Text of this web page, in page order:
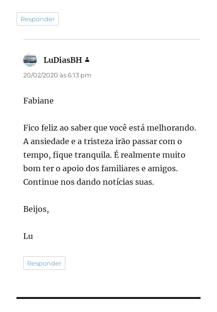
Responder
LuDiasBH
20/02/2020 às 6:13 pm
Fabiane
Fico feliz ao saber que você está melhorando.
A ansiedade e a tristeza irão passar com o
tempo, fique tranquila. É realmente muito
bom ter o apoio dos familiares e amigos.
Continue nos dando notícias suas.
Beijos,
Lu
Responder